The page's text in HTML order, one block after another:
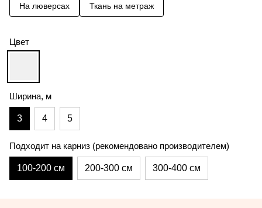
На люверсах Ткань на метраж
Цвет
Ширина, м
3 4 5
Подходит на карниз (рекомендовано производителем)
100-200 см 200-300 см 300-400 см